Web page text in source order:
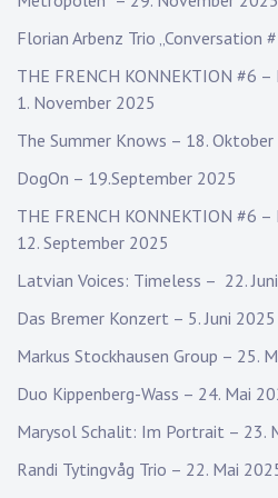
Florian Arbenz Trio „Conversation
THE FRENCH KONNEKTION #6
1. November 2025
The Summer Knows – 18.
DogOn – 19.September 2025
THE FRENCH KONNEKTION #6
12. September 2025
Latvian Voices: Timeless – 22.
Das Bremer Konzert – 5. Juni 2025
Markus Stockhausen Group – 25.
Duo Kippenberg-Wass – 24. Mai
Marysol Schalit: Im Portrait – 23.
Randi Tytingvåg Trio – 22. Mai